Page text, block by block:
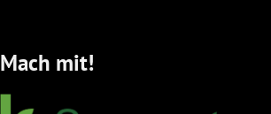
Mach mit!